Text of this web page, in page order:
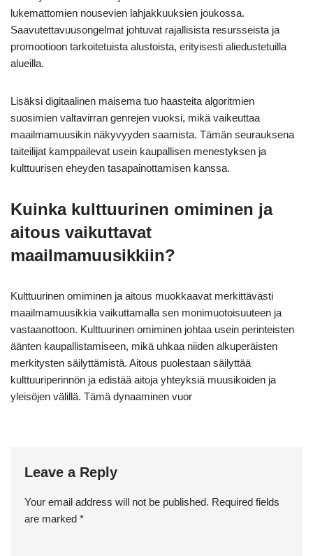
lukemattomien nousevien lahjakkuuksien joukossa.
Saavutettavuusongelmat johtuvat rajallisista resursseista ja
promootioon tarkoitetuista alustoista, erityisesti aliedustetuilla
alueilla.
Lisäksi digitaalinen maisema tuo haasteita algoritmien
suosimien valtavirran genrejen vuoksi, mikä vaikeuttaa
maailmamuusikin näkyvyyden saamista. Tämän seurauksena
taiteilijat kamppailevat usein kaupallisen menestyksen ja
kulttuurisen eheyden tasapainottamisen kanssa.
Kuinka kulttuurinen omiminen ja
aitous vaikuttavat
maailmamuusikkiin?
Kulttuurinen omiminen ja aitous muokkaavat merkittävästi
maailmamuusikkia vaikuttamalla sen monimuotoisuuteen ja
vastaanottoon. Kulttuurinen omiminen johtaa usein perinteisten
äänten kaupallistamiseen, mikä uhkaa niiden alkuperäisten
merkitysten säilyttämistä. Aitous puolestaan säilyttää
kulttuuriperinnön ja edistää aitoja yhteyksiä muusikoiden ja
yleisöjen välillä. Tämä dynaaminen vuor
Leave a Reply
Your email address will not be published. Required fields
are marked *